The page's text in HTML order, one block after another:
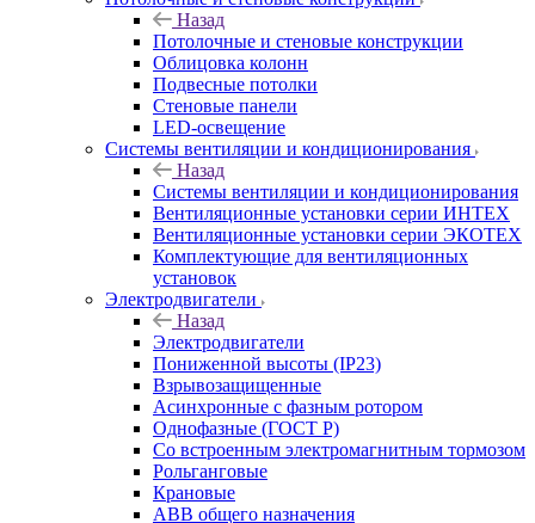
Назад
Потолочные и стеновые конструкции
Облицовка колонн
Подвесные потолки
Стеновые панели
LED-освещение
Системы вентиляции и кондиционирования
Назад
Системы вентиляции и кондиционирования
Вентиляционные установки серии ИНТЕХ
Вентиляционные установки серии ЭКОТЕХ
Комплектующие для вентиляционных
установок
Электродвигатели
Назад
Электродвигатели
Пониженной высоты (IP23)
Взрывозащищенные
Асинхронные с фазным ротором
Однофазные (ГОСТ Р)
Со встроенным электромагнитным тормозом
Рольганговые
Крановые
АВВ общего назначения